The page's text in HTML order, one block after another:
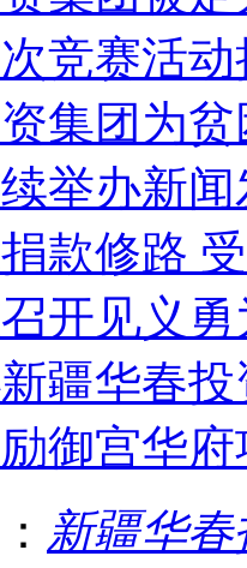
竞赛活
集团为
举办新
款修路
开见义
疆华春
御宫华
新疆华